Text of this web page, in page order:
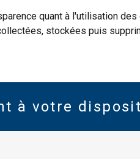
quant à l'utilisation
stockées puis
à votre